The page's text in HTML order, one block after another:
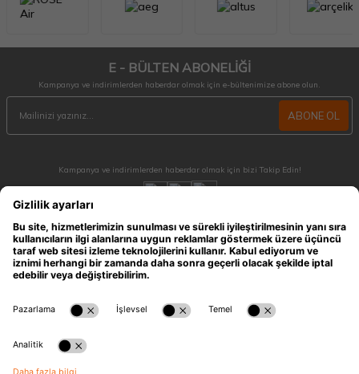
E - BÜLTEN ABONELİĞİ
Kampanya ve indirimlerden haberdar olmak için e-bültenimize abone olun.
ABONE OL
Kampanya ve indirimlerden haberdar olmak için bizi Takip Edin!
MÜŞTERİ HİZMETLERİ
Hafta içi 09:30 - 18:30 / Hafta sonu 10:00 - 17:00 arası merak ettiğiniz tüm sorular ve
siparişleriniz için ulaşabilirsiniz.
ÖNEMLİ BİLGİLER
HIZLI ERİŞİM